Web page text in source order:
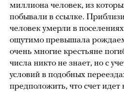
миллиона человек, из
побывали в ссылке.
человек умерли в
ощутимо превышала
очень многие крестьяне
числа никто не знает, но с
условий в подобных
предположить, что счет идет